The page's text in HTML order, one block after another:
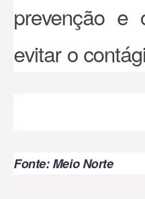
prevenção e
evitar o
Fonte: Meio Norte